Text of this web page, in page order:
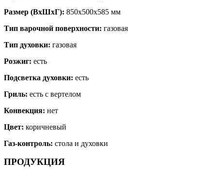
Размер (ВхШхГ): 850х500х585 мм
Тип варочной поверхности: газовая
Тип духовки: газовая
Розжиг: есть
Подсветка духовки: есть
Гриль: есть с вертелом
Конвекция: нет
Цвет: коричневый
Газ-контроль: стола и духовки
ПРОДУКЦИЯ